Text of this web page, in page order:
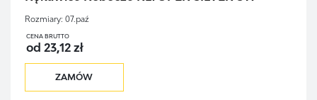
Rozmiary: 07.paź
CENA BRUTTO
od 23,12 zł
ZAMÓW